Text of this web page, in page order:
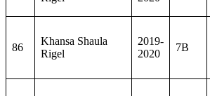
86
Khansa Shaula
Rigel
2019-
2020
7B